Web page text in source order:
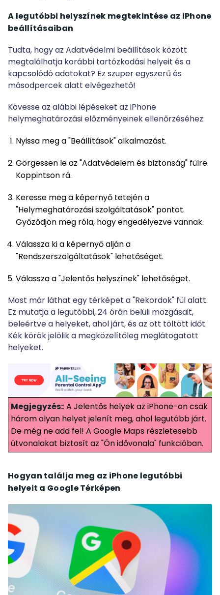
A legutóbbi helyszínek megtekintése az iPhone
beállításaiban
Tudta, hogy az Adatvédelmi beállítások között
megtalálhatja korábbi tartózkodási helyeit és a
kapcsolódó adatokat? Ez szuper egyszerű és
másodpercek alatt elvégezhető!
Kövesse az alábbi lépéseket az iPhone
helymeghatározási előzményeinek ellenőrzéséhez:
Nyissa meg a "Beállítások" alkalmazást.
Görgessen le az "Adatvédelem és biztonság" fülre.
Koppintson rá.
Keresse meg a képernyő tetején a
"Helymeghatározási szolgáltatások" pontot.
Győződjön meg róla, hogy engedélyezve vannak.
Válassza ki a képernyő alján a
"Rendszerszolgáltatások" lehetőséget.
Válassza a "Jelentős helyszínek" lehetőséget.
Most már láthat egy térképet a "Rekordok" fül alatt.
Ez mutatja a legutóbbi, 24 órán belüli mozgásait,
beleértve a helyeket, ahol járt, és az ott töltött időt.
Kék körök jelölik a megközelítőleg meglátogatott
helyeket.
Megjegyzés:: A Jelentős helyek az iPhone-on csak
három olyan helyet jelenít meg, ahol legutóbb járt.
De még ne add fel! A Google Maps részletesebb
útvonalakat biztosít az "Ön idővonala" funkcióban.
Hogyan találja meg az iPhone legutóbbi
helyeit a Google Térképen